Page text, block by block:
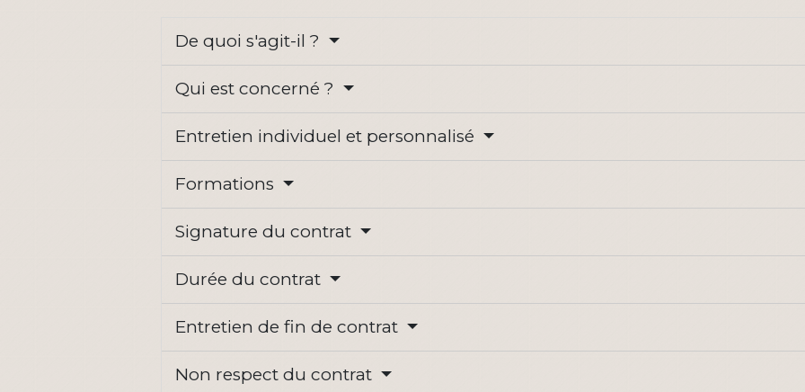
De quoi s'agit-il ?
Qui est concerné ?
Entretien individuel et personnalisé
Formations
Signature du contrat
Durée du contrat
Entretien de fin de contrat
Non respect du contrat